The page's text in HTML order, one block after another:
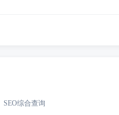
SEO综合查询